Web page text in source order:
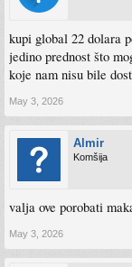
kupi global 22 dolara
jedino prednost što
koje nam nisu bile
May 3, 2026
Almir
Komšija
valja ove porobati
May 3, 2026